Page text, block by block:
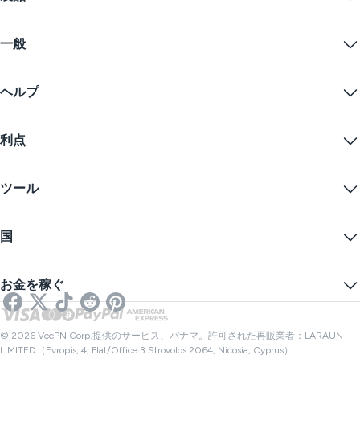
VPN for macOS
iOS VPN
Firefox
無料VPN
一般
VPNダウンロード
価格
学生割引
ブログ
ヘルプ
お問い合わせ
プライバシーポリシー
クッキープリファレンス
利点
インターネットプライバシー
匿名IP
ストリーミング用VPN
Netflix用VPN
ツール
あなたのIPを隠す
オンラインSMS
リンクチェッカー
ファイルチェック
国
イギリスVPN
カナダVPN
トルコVPN
お金を稼ぐ
アフィリエイト
© 2026 VeePN Corp.提供のサービス、パナマ。許可された再販業者：LARAUN
LIMITED（Evropis, 4, Flat/Office 3 Strovolos 2064, Nicosia, Cyprus）